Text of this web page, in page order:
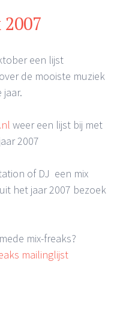
een lijst
de mooiste muziek
weer een lijst bij met
2007
of DJ een mix
het jaar 2007 bezoek
mix-freaks?
mailinglijst